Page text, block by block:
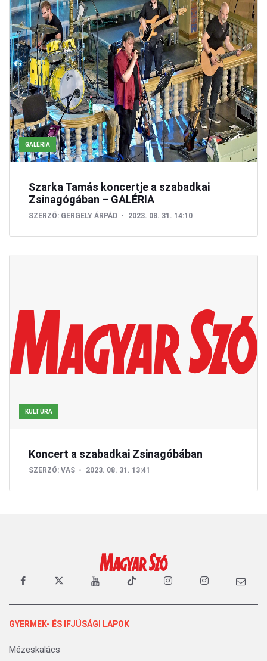
GALÉRIA
Szarka Tamás koncertje a szabadkai
Zsinagógában – GALÉRIA
SZERZŐ: GERGELY ÁRPÁD 2023. 08. 31. 14:10
KULTÚRA
Koncert a szabadkai Zsinagóbában
SZERZŐ: VAS 2023. 08. 31. 13:41
GYERMEK- ÉS IFJÚSÁGI LAPOK
Mézeskalács